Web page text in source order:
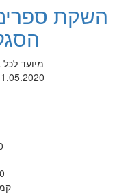
השקת
מיועד
11.05.2020 בשעה 12:00-